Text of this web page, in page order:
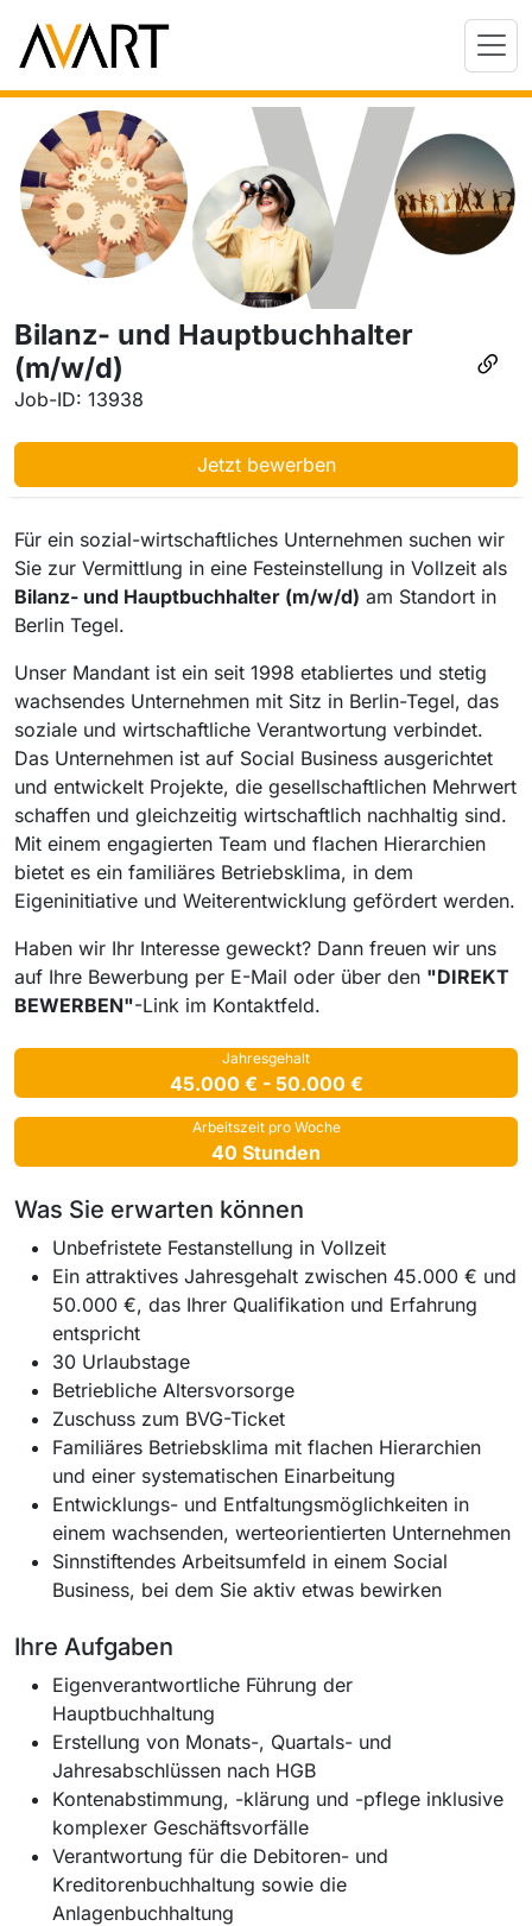
Bilanz- und Hauptbuchhalter
(m/w/d)
Job-ID: 13938
Jetzt bewerben
Für ein sozial-wirtschaftliches Unternehmen suchen wir
Sie zur Vermittlung in eine Festeinstellung in Vollzeit als
Bilanz- und Hauptbuchhalter (m/w/d) am Standort in
Berlin Tegel.
Unser Mandant ist ein seit 1998 etabliertes und stetig
wachsendes Unternehmen mit Sitz in Berlin-Tegel, das
soziale und wirtschaftliche Verantwortung verbindet.
Das Unternehmen ist auf Social Business ausgerichtet
und entwickelt Projekte, die gesellschaftlichen Mehrwert
schaffen und gleichzeitig wirtschaftlich nachhaltig sind.
Mit einem engagierten Team und flachen Hierarchien
bietet es ein familiäres Betriebsklima, in dem
Eigeninitiative und Weiterentwicklung gefördert werden.
Haben wir Ihr Interesse geweckt? Dann freuen wir uns
auf Ihre Bewerbung per E-Mail oder über den "DIREKT
BEWERBEN"-Link im Kontaktfeld.
Jahresgehalt
45.000 € - 50.000 €
Arbeitszeit pro Woche
40 Stunden
Was Sie erwarten können
Unbefristete Festanstellung in Vollzeit
Ein attraktives Jahresgehalt zwischen 45.000 € und
50.000 €, das Ihrer Qualifikation und Erfahrung
entspricht
30 Urlaubstage
Betriebliche Altersvorsorge
Zuschuss zum BVG-Ticket
Familiäres Betriebsklima mit flachen Hierarchien
und einer systematischen Einarbeitung
Entwicklungs- und Entfaltungsmöglichkeiten in
einem wachsenden, werteorientierten Unternehmen
Sinnstiftendes Arbeitsumfeld in einem Social
Business, bei dem Sie aktiv etwas bewirken
Ihre Aufgaben
Eigenverantwortliche Führung der
Hauptbuchhaltung
Erstellung von Monats-, Quartals- und
Jahresabschlüssen nach HGB
Kontenabstimmung, -klärung und -pflege inklusive
komplexer Geschäftsvorfälle
Verantwortung für die Debitoren- und
Kreditorenbuchhaltung sowie die
Anlagenbuchhaltung